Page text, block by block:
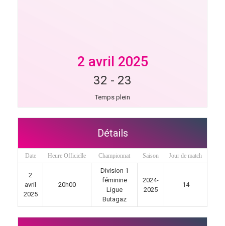
2 avril 2025
32 - 23
Temps plein
Détails
Date Heure Officielle Championnat Saison Jour de match
2
avril
2025
20h00
Division 1
féminine
Ligue
Butagaz
2024-
2025
14